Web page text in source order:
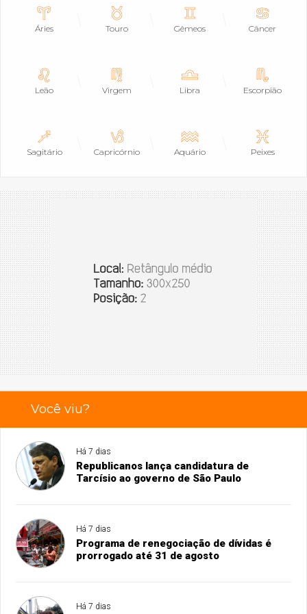
Áries Touro Gêmeos Câncer
Leão Virgem Libra Escorpião
Sagitário Capricórnio Aquário Peixes
Você viu?
Há 7 dias
Republicanos lança candidatura de
Tarcísio ao governo de São Paulo
Há 7 dias
Programa de renegociação de dívidas é
prorrogado até 31 de agosto
Há 7 dias